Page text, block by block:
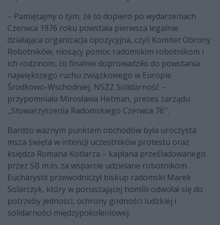
– Pamiętajmy o tym, że to dopiero po wydarzeniach
Czerwca 1976 roku powstała pierwsza legalnie
działająca organizacja opozycyjna, czyli Komitet Obrony
Robotników, niosący pomoc radomskim robotnikom i
ich rodzinom, co finalnie doprowadziło do powstania
największego ruchu związkowego w Europie
Środkowo-Wschodniej, NSZZ Solidarność –
przypomniała Mirosława Hetman, prezes zarządu
,,Stowarzyszenia Radomskiego Czerwca 76''.
Bardzo ważnym punktem obchodów była uroczysta
msza święta w intencji uczestników protestu oraz
księdza Romana Kotlarza – kapłana prześladowanego
przez SB m.in. za wsparcie udzielane robotnikom.
Eucharystii przewodniczył biskup radomski Marek
Solarczyk, który w poruszającej homilii odwołał się do
potrzeby jedności, ochrony godności ludzkiej i
solidarności międzypokoleniowej.